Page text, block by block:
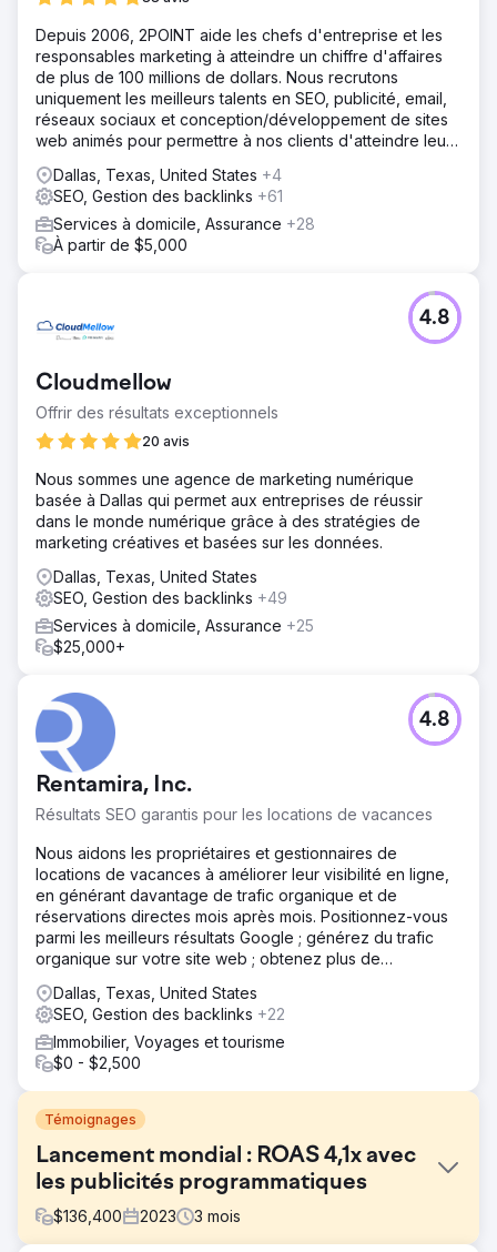
Depuis 2006, 2POINT aide les chefs d'entreprise et les
responsables marketing à atteindre un chiffre d'affaires
de plus de 100 millions de dollars. Nous recrutons
uniquement les meilleurs talents en SEO, publicité, email,
réseaux sociaux et conception/développement de sites
web animés pour permettre à nos clients d'atteindre leurs
Dallas, Texas, United States +4
SEO, Gestion des backlinks +61
Services à domicile, Assurance +28
À partir de $5,000
Cloudmellow
Offrir des résultats exceptionnels
20 avis
4.8
Nous sommes une agence de marketing numérique
basée à Dallas qui permet aux entreprises de réussir
dans le monde numérique grâce à des stratégies de
marketing créatives et basées sur les données.
Dallas, Texas, United States
SEO, Gestion des backlinks +49
Services à domicile, Assurance +25
$25,000+
Rentamira, Inc.
Résultats SEO garantis pour les locations de vacances
4.8
Nous aidons les propriétaires et gestionnaires de
locations de vacances à améliorer leur visibilité en ligne,
en générant davantage de trafic organique et de
réservations directes mois après mois. Positionnez-vous
parmi les meilleurs résultats Google ; générez du trafic
organique sur votre site web ; obtenez plus de
Dallas, Texas, United States
SEO, Gestion des backlinks +22
Immobilier, Voyages et tourisme
$0 - $2,500
Témoignages
Lancement mondial : ROAS 4,1x avec
les publicités programmatiques
$136,400 2023 3 mois